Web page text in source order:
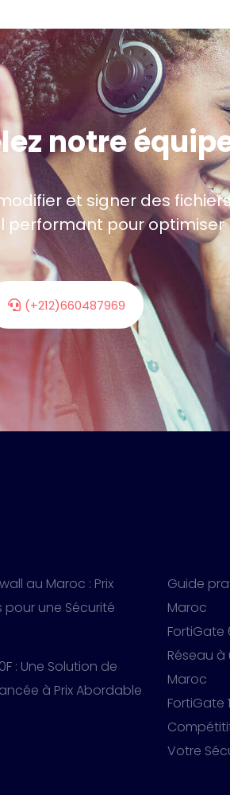
notre
et signer des
performant pour
(+212)660487969
au Maroc : Prix
une Sécurité
: Une Solution de
à Prix Abordable
Guide
Maroc
FortiGate
Réseau à
Maroc
FortiGate
Votre